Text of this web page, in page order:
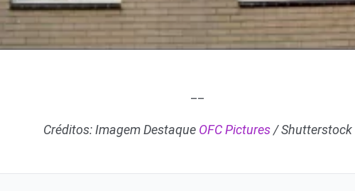
Créditos: Imagem Destaque OFC Pictures/ Shutterstock